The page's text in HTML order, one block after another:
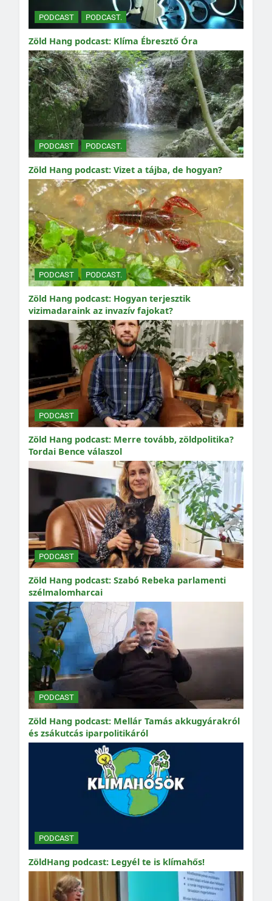
PODCAST PODCAST.
Zöld Hang podcast: Klíma Ébresztő Óra
PODCAST PODCAST.
Zöld Hang podcast: Vizet a tájba, de hogyan?
PODCAST PODCAST.
Zöld Hang podcast: Hogyan terjesztik
vizimadaraink az invazív fajokat?
PODCAST
Zöld Hang podcast: Merre tovább, zöldpolitika?
Tordai Bence válaszol
PODCAST
Zöld Hang podcast: Szabó Rebeka parlamenti
szélmalomharcai
PODCAST
Zöld Hang podcast: Mellár Tamás akkugyárakról
és zsákutcás iparpolitikáról
PODCAST
ZöldHang podcast: Legyél te is klímahős!